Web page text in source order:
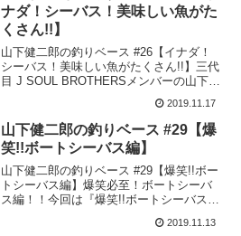
ナダ！シーバス！美味しい魚がた
くさん!!】
山下健二郎の釣りベース #26【イナダ！
シーバス！美味しい魚がたくさん!!】三代
目 J SOUL BROTHERSメンバーの山下健
その名も『山下健二郎の釣りベー
ス』！！今回は『イナダ！シーバス！美
味...
2019.11.17
山下健二郎の釣りベース #29【爆
笑!!ボートシーバス編】
山下健二郎の釣りベース #29【爆笑!!ボー
トシーバス編】爆笑必至！ボートシーバ
ス編！！今回は『爆笑!!ボートシーバス
BROTHERSメンバーの山下健二郎さんが
2019.11.13